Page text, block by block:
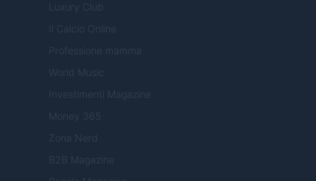
Luxury Club
Il Calcio Online
Professione mamma
World Music
Investimenti Magazine
Money 365
Zona Nerd
B2B Magazine